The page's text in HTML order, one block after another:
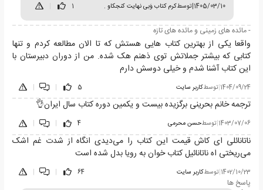
1405/03/10
|توسطکرم کتاب وَبی نهایت کنجکاو . 1
- مائده های زمینی و مائده های تازه
واقعا یکی از بهترین کتاب هایی هستش که تا الان مطالعه کردم و تنها
کتابی که بیشتر جملاتش توی ذهنم هک شده. من از دوران دبیرستان با
این کتاب آشنا شدم و خیلی دوسش دارم
1404/09/24
|توسطکاربر سایت 5
|
|
ترجمه خانم بحرینی برگزیده بیست و یکمین دوره کتاب سال ایران👌
1403/07/06 توسطحسن محرمی 4
ناتانائلی ای کاش قیمت این کتاب را می‌دیدی انگاه از شدت غم اشک
می‌ریختی اه ناتانائیل کتاب خوان به رویا بدل شده است
1402/10/23
|توسطکاربر سایت 64
|
|
پاسخ ها